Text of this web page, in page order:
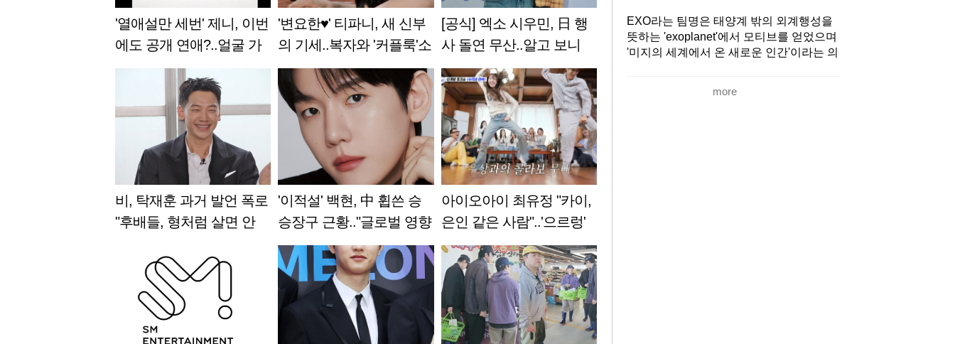
'열애설만 세번' 제니, 이번
에도 공개 연애?..얼굴 가
린 ♥남성과 투샷 [스타이
'변요한♥' 티파니, 새 신부
의 기세..복자와 '커플룩'소
화 [아니근데진짜]
[공식] 엑소 시우민, 日 행
사 돌연 무산..알고 보니
사기 계약 정황 포착
비, 탁재훈 과거 발언 폭로
"후배들, 형처럼 살면 안
'이적설' 백현, 中 휩쓴 승
승장구 근황.."글로벌 영향
력 확장" [공식]
아이오아이 최유정 "카이,
은인 같은 사람"..'으르렁'
컬래버 성사[아근진][★밤
TV]
EXO라는 팀명은 태양계 밖의 외계행성을
뜻하는 'exoplanet'에서 모티브를 얻었으며
'미지의 세계에서 온 새로운 인간'이라는 의
more